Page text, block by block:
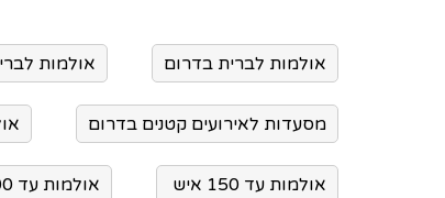
אולמות לברית בדרום אולמות
מסעדות לאירועים קטנים בדרום
אולמות עד 150 איש אולמות עד 200 איש